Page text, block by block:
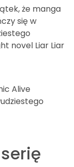
że manga
się w
novel Liar Liar
Alive